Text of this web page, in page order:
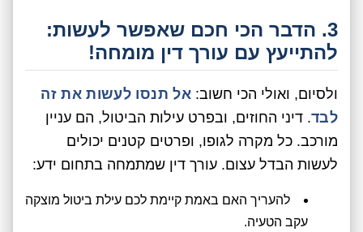
3. הדבר הכי חכם שאפשר לעשות:
להתייעץ עם עורך דין מומחה!
ולסיום, ואולי הכי חשוב: אל תנסו לעשות את זה
לבד. דיני החוזים, ובפרט עילות הביטול, הם עניין
מורכב. כל מקרה לגופו, ופרטים קטנים יכולים
לעשות הבדל עצום. עורך דין שמתמחה בתחום ידע:
להעריך האם באמת קיימת לכם עילת ביטול מוצקה
עקב הטעיה.